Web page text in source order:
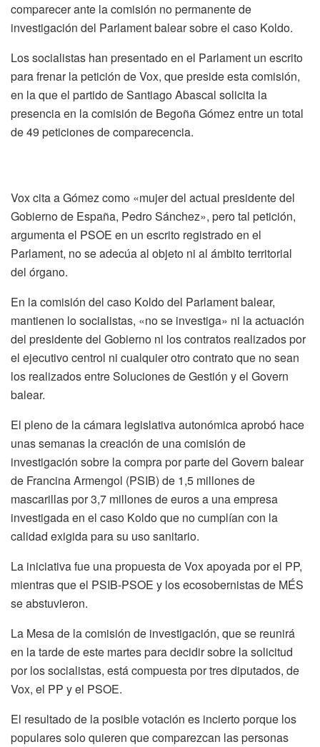
comparecer ante la comisión no permanente de
investigación del Parlament balear sobre el caso Koldo.
Los socialistas han presentado en el Parlament un escrito
para frenar la petición de Vox, que preside esta comisión,
en la que el partido de Santiago Abascal solicita la
presencia en la comisión de Begoña Gómez entre un total
de 49 peticiones de comparecencia.
Vox cita a Gómez como «mujer del actual presidente del
Gobierno de España, Pedro Sánchez», pero tal petición,
argumenta el PSOE en un escrito registrado en el
Parlament, no se adecúa al objeto ni al ámbito territorial
del órgano.
En la comisión del caso Koldo del Parlament balear,
mantienen lo socialistas, «no se investiga» ni la actuación
del presidente del Gobierno ni los contratos realizados por
el ejecutivo centrol ni cualquier otro contrato que no sean
los realizados entre Soluciones de Gestión y el Govern
balear.
El pleno de la cámara legislativa autonómica aprobó hace
unas semanas la creación de una comisión de
investigación sobre la compra por parte del Govern balear
de Francina Armengol (PSIB) de 1,5 millones de
mascarillas por 3,7 millones de euros a una empresa
investigada en el caso Koldo que no cumplían con la
calidad exigida para su uso sanitario.
La iniciativa fue una propuesta de Vox apoyada por el PP,
mientras que el PSIB-PSOE y los ecosobernistas de MÉS
se abstuvieron.
La Mesa de la comisión de investigación, que se reunirá
en la tarde de este martes para decidir sobre la solicitud
por los socialistas, está compuesta por tres diputados, de
Vox, el PP y el PSOE.
El resultado de la posible votación es incierto porque los
populares solo quieren que comparezcan las personas